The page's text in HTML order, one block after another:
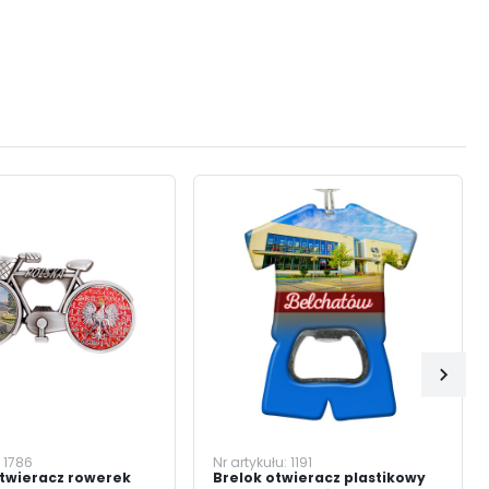
1786
rowerek
Nr artykułu:1191
Brelok otwieracz plastikowy